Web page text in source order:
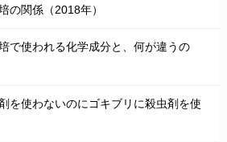
の関係（2018年）
で使われる化学成分と、何が違うの
を使わないのにゴキブリに殺虫剤を使